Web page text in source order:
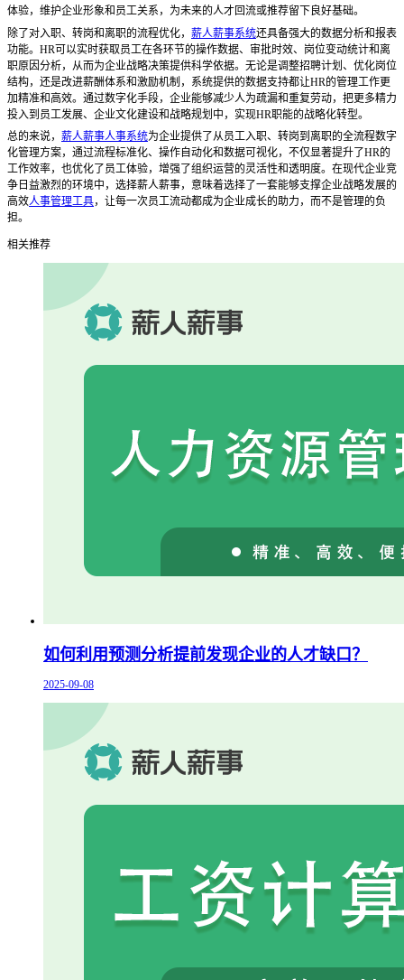
体验，维护企业形象和员工关系，为未来的人才回流或推荐留下良好基础。
除了对入职、转岗和离职的流程优化， 薪人薪事系统还具备强大的数据分析和报表
功能。 HR可以实时获取员工在各环节的操作数据、审批时效、岗位变动统计和离
职原因分析，从而为企业战略决策提供科学依据。无论是调整招聘计划、优化岗位
结构，还是改进薪酬体系和激励机制，系统提供的数据支持都让HR的管理工作更
加精准和高效。通过数字化手段，企业能够减少人为疏漏和重复劳动，把更多精力
投入到员工发展、企业文化建设和战略规划中，实现HR职能的战略化转型。
总的来说， 薪人薪事人事系统为企业提供了从员工入职、转岗到离职的全流程数字
化管理方案，通过流程标准化、操作自动化和数据可视化，不仅显著提升了HR的
工作效率，也优化了员工体验，增强了组织运营的灵活性和透明度。在现代企业竞
争日益激烈的环境中，选择薪人薪事，意味着选择了一套能够支撑企业战略发展的
高效人事管理工具，让每一次员工流动都成为企业成长的助力，而不是管理的负
担。
相关推荐
如何利用预测分析提前发现企业的人才缺口？
2025-09-08